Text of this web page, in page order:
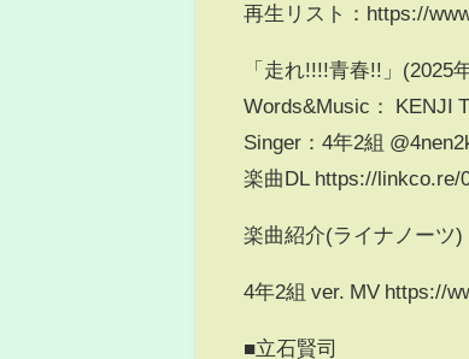
再生リスト：https://
「走れ!!!!青春!!」(2025
Words&Music： KENJI
Singer：4年2組
楽曲DL https://linkco.re/
楽曲紹介(ライナノーツ
4年2組 ver. MV https://
■立石賢司